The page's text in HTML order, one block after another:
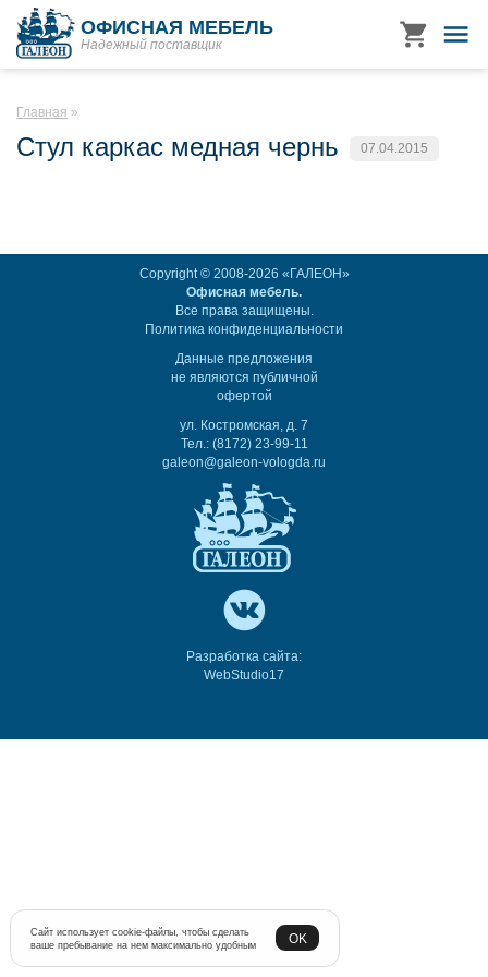
ОФИСНАЯ МЕБЕЛЬ
Надежный поставщик
Главная
Стул каркас медная чернь 07.04.2015
Copyright © 2008-2026 «ГАЛЕОН»
Офисная мебель.
Все права защищены.
Политика конфиденциальности
Данные предложения
не являются публичной
офертой
ул. Костромская, д. 7
Тел.: (8172) 23-99-11
galeon@galeon-vologda.ru
Разработка сайта:
WebStudio17
Сайт использует cookie-файлы, чтобы сделать
ваше пребывание на нем максимально удобным
OK